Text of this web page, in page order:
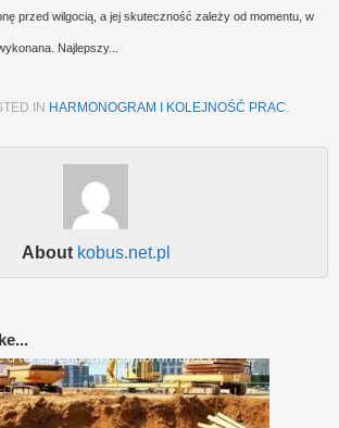
przed wilgocią, a jej skuteczność zależy od momentu, w
Najlepszy...
IN HARMONOGRAM I KOLEJNOŚĆ PRAC.
About kobus.net.pl